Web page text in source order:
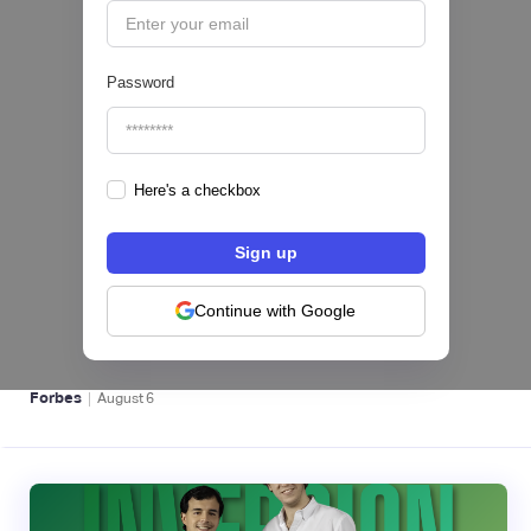
Password
Here's a checkbox
Continue with Google
hiSofi, Fintech de gestión de cobranzas,
levanta US$1 millón para instalar un hub
regional en Uruguay
BFM 👔
Forbes | August6